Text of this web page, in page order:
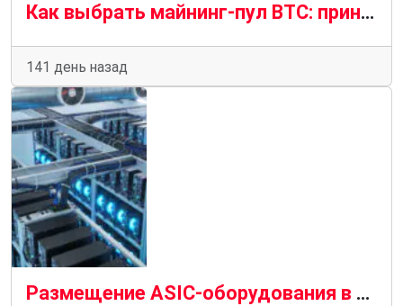
Как выбрать майнинг-пул BTC: принципы работы, риски и оптимизация доходности
141 день назад
Размещение ASIC-оборудования в майнинг-отеле: расчёт окупаемости, риски и преимущества